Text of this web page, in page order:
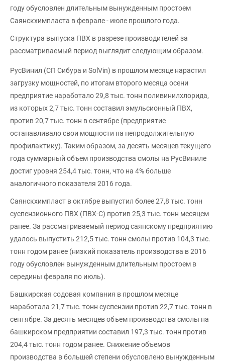
году обусловлен длительным вынужденным простоем
Саянскхимпласта в феврале - июле прошлого года.
Структура выпуска ПВХ в разрезе производителей за
рассматриваемый период выглядит следующим образом.
РусВинил (СП Сибура и SolVin) в прошлом месяце нарастил
загрузку мощностей, по итогам второго месяца осени
предприятие наработало 29,8 тыс. тонн поливинилхлорида,
из которых 2,7 тыс. тонн составил эмульсионный ПВХ,
против 20,7 тыс. тонн в сентябре (предприятие
останавливало свои мощности на непродолжительную
профилактику). Таким образом, за десять месяцев текущего
года суммарный объем производства смолы на РусВиниле
достиг уровня 254,4 тыс. тонн, что на 4% больше
аналогичного показателя 2016 года.
Саянскхимпласт в октябре выпустил более 27,8 тыс. тонн
суспензионного ПВХ (ПВХ-С) против 25,3 тыс. тонн месяцем
ранее. За рассматриваемый период саянскому предприятию
удалось выпустить 212,5 тыс. тонн смолы против 104,3 тыс.
тонн годом ранее (низкий показатель производства в 2016
году обусловлен вынужденным длительным простоем в
середины февраля по июль).
Башкирская содовая компания в прошлом месяце
наработала 21,7 тыс. тонн суспензии против 22,7 тыс. тонн в
сентябре. За десять месяцев объем производства смолы на
башкирском предприятии составил 197,3 тыс. тонн против
204,4 тыс. тонн годом ранее. Снижение объемов
производства в большей степени обусловлено вынужденным